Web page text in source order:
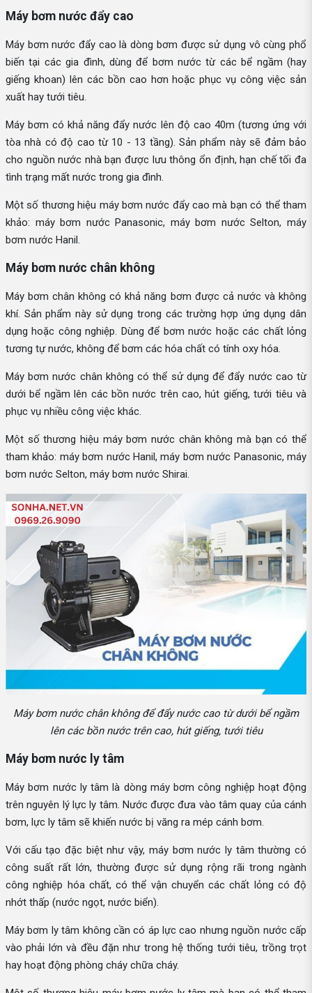
Máy bơm nước đẩy cao
Máy bơm nước đẩy cao là dòng bơm được sử dụng vô cùng phổ
biến tại các gia đình, dùng để bơm nước từ các bể ngầm (hay
giếng khoan) lên các bồn cao hơn hoặc phục vụ công việc sản
xuất hay tưới tiêu.
Máy bơm có khả năng đẩy nước lên độ cao 40m (tương ứng với
tòa nhà có độ cao từ 10 - 13 tầng). Sản phẩm này sẽ đảm bảo
cho nguồn nước nhà bạn được lưu thông ổn định, hạn chế tối đa
tình trạng mất nước trong gia đình.
Một số thương hiệu máy bơm nước đẩy cao mà bạn có thể tham
khảo: máy bơm nước Panasonic, máy bơm nước Selton, máy
bơm nước Hanil.
Máy bơm nước chân không
Máy bơm chân không có khả năng bơm được cả nước và không
khí. Sản phẩm này sử dụng trong các trường hợp ứng dụng dân
dụng hoặc công nghiệp. Dùng để bơm nước hoặc các chất lỏng
tương tự nước, không để bơm các hóa chất có tính oxy hóa.
Máy bơm nước chân không có thể sử dụng để đẩy nước cao từ
dưới bể ngầm lên các bồn nước trên cao, hút giếng, tưới tiêu và
phục vụ nhiều công việc khác.
Một số thương hiệu máy bơm nước chân không mà bạn có thể
tham khảo: máy bơm nước Hanil, máy bơm nước Panasonic, máy
bơm nước Selton, máy bơm nước Shirai.
Máy bơm nước chân không để đẩy nước cao từ dưới bể ngầm
lên các bồn nước trên cao, hút giếng, tưới tiêu
Máy bơm nước ly tâm
Máy bơm nước ly tâm là dòng máy bơm công nghiệp hoạt động
trên nguyên lý lực ly tâm. Nước được đưa vào tâm quay của cánh
bơm, lực ly tâm sẽ khiến nước bị văng ra mép cánh bơm.
Với cấu tạo đặc biệt như vậy, máy bơm nước ly tâm thường có
công suất rất lớn, thường được sử dụng rộng rãi trong ngành
công nghiệp hóa chất, có thể vận chuyển các chất lỏng có độ
nhớt thấp (nước ngọt, nước biển).
Máy bơm ly tâm không cần có áp lực cao nhưng nguồn nước cấp
vào phải lớn và đều đặn như trong hệ thống tưới tiêu, trồng trọt
hay hoạt động phòng cháy chữa cháy.